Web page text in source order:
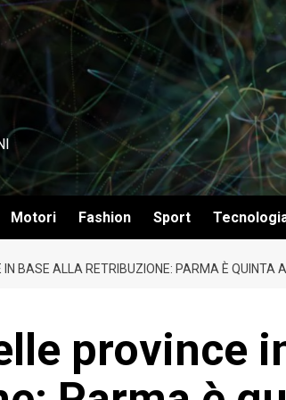
Motori Fashion Sport
IN BASE ALLA RETRIBUZIONE: PARMA È QUINTA
province